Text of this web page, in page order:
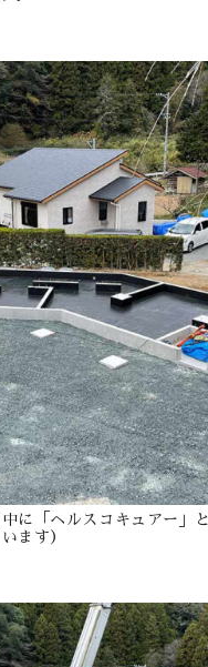
に「ヘルスコキュアー」
ます）